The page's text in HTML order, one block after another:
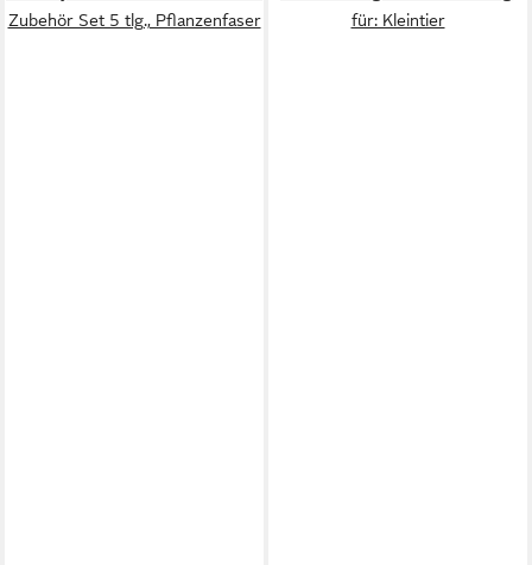
Zubehör Set 5 tlg., Pflanzenfaser
für: Kleintier